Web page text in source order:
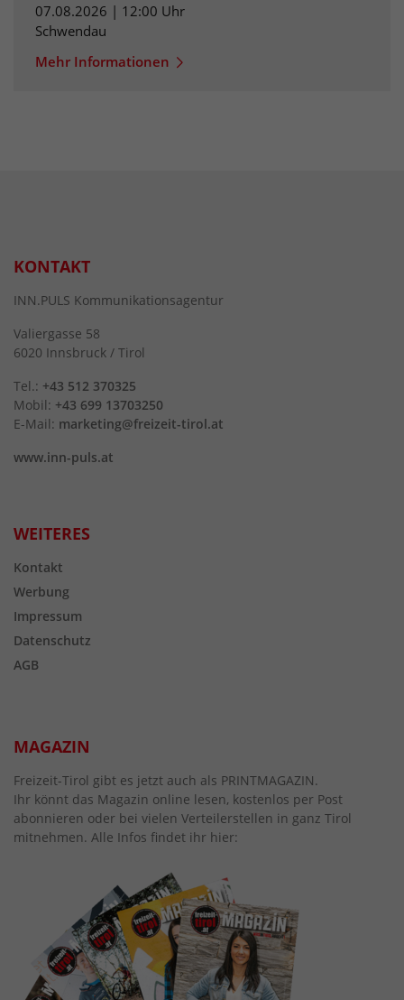
07.08.2026 | 12:00 Uhr
Schwendau
Mehr Informationen
KONTAKT
INN.PULS Kommunikationsagentur
Valiergasse 58
6020 Innsbruck / Tirol
Tel.: +43 512 370325
Mobil: +43 699 13703250
E-Mail: marketing@freizeit-tirol.at
www.inn-puls.at
WEITERES
Kontakt
Werbung
Impressum
Datenschutz
AGB
MAGAZIN
Freizeit-Tirol gibt es jetzt auch als PRINTMAGAZIN.
Ihr könnt das Magazin online lesen, kostenlos per Post
abonnieren oder bei vielen Verteilerstellen in ganz Tirol
mitnehmen. Alle Infos findet ihr hier: